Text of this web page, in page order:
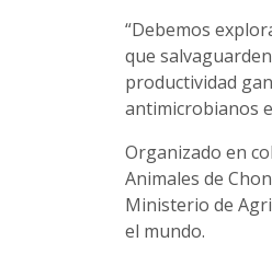
“Debemos
que
productividad
antimicrobianos
Organizado en
Animales de
Ministerio de
el mundo.